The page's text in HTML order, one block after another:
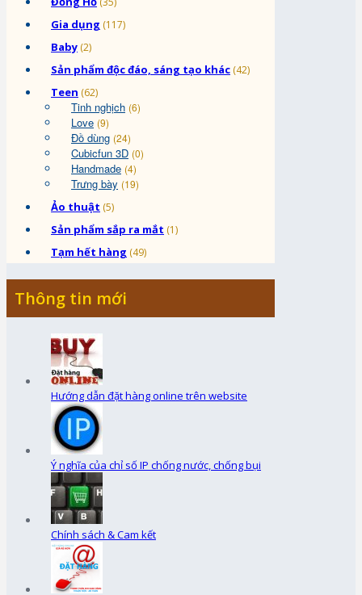
Gia dụng (117)
Baby (2)
Sản phẩm độc đáo, sáng tạo khác (42)
Teen (62)
Tinh nghịch (6)
Love (9)
Đồ dùng (24)
Cubicfun 3D (0)
Handmade (4)
Trưng bày (19)
Ảo thuật (5)
Sản phẩm sắp ra mắt (1)
Tạm hết hàng (49)
Thông tin mới
Hướng dẫn đặt hàng online trên website
Ý nghĩa của chỉ số IP chống nước, chống bụi
Chính sách & Cam kết